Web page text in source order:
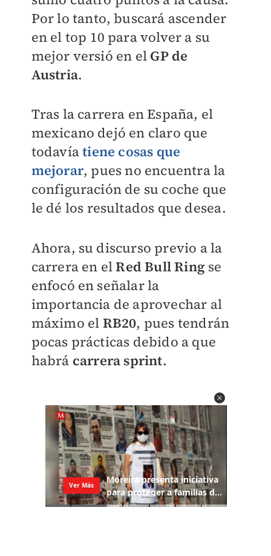
Por lo tanto, buscará ascender
en el top 10 para volver a su
mejor versió en el GP de
Austria.
Tras la carrera en España, el
mexicano dejó en claro que
todavíatiene cosas que
mejorar, pues no encuentra la
configuración de su coche que
le dé los resultados que desea.
Ahora, su discurso previo a la
carrera en elRed Bull Ring se
enfocó en señalar la
importancia de aprovechar al
máximo el RB20, pues tendrán
pocas prácticas debido a que
habrá carrera sprint.